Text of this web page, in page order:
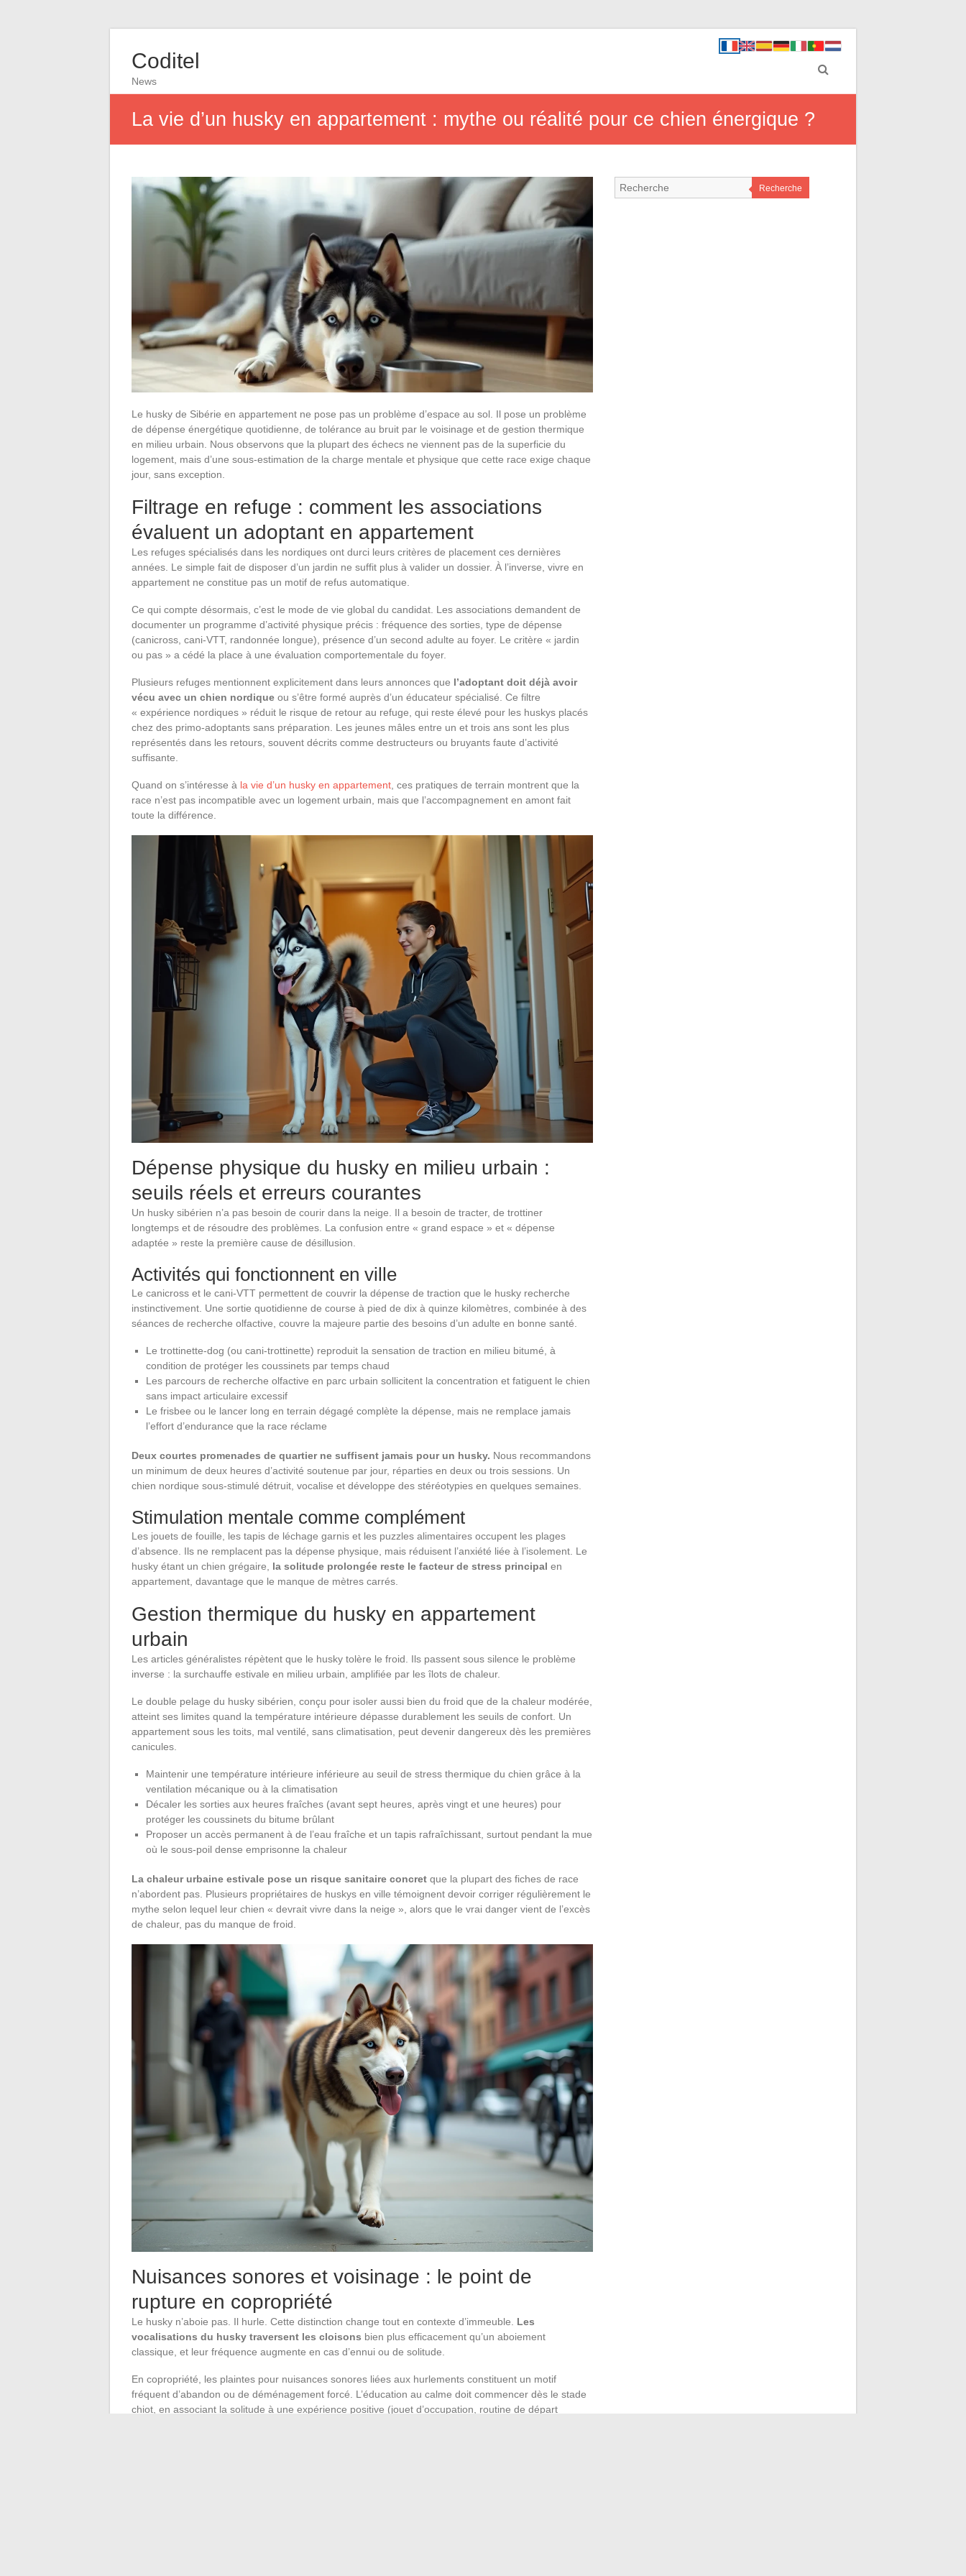
Coditel
News
La vie d’un husky en appartement : mythe ou réalité pour ce chien énergique ?
Le husky de Sibérie en appartement ne pose pas un problème d’espace au sol. Il pose un problème
de dépense énergétique quotidienne, de tolérance au bruit par le voisinage et de gestion thermique
en milieu urbain. Nous observons que la plupart des échecs ne viennent pas de la superficie du
logement, mais d’une sous-estimation de la charge mentale et physique que cette race exige chaque
jour, sans exception.
Filtrage en refuge : comment les associations
évaluent un adoptant en appartement
Les refuges spécialisés dans les nordiques ont durci leurs critères de placement ces dernières
années. Le simple fait de disposer d’un jardin ne suffit plus à valider un dossier. À l’inverse, vivre en
appartement ne constitue pas un motif de refus automatique.
Ce qui compte désormais, c’est le mode de vie global du candidat. Les associations demandent de
documenter un programme d’activité physique précis : fréquence des sorties, type de dépense
(canicross, cani-VTT, randonnée longue), présence d’un second adulte au foyer. Le critère « jardin
ou pas » a cédé la place à une évaluation comportementale du foyer.
Plusieurs refuges mentionnent explicitement dans leurs annonces que l’adoptant doit déjà avoir
vécu avec un chien nordique ou s’être formé auprès d’un éducateur spécialisé. Ce filtre
« expérience nordiques » réduit le risque de retour au refuge, qui reste élevé pour les huskys placés
chez des primo-adoptants sans préparation. Les jeunes mâles entre un et trois ans sont les plus
représentés dans les retours, souvent décrits comme destructeurs ou bruyants faute d’activité
suffisante.
Quand on s’intéresse à la vie d’un husky en appartement , ces pratiques de terrain montrent que la
race n’est pas incompatible avec un logement urbain, mais que l’accompagnement en amont fait
toute la différence.
Dépense physique du husky en milieu urbain :
seuils réels et erreurs courantes
Un husky sibérien n’a pas besoin de courir dans la neige. Il a besoin de tracter, de trottiner
longtemps et de résoudre des problèmes. La confusion entre « grand espace » et « dépense
adaptée » reste la première cause de désillusion.
Activités qui fonctionnent en ville
Le canicross et le cani-VTT permettent de couvrir la dépense de traction que le husky recherche
instinctivement. Une sortie quotidienne de course à pied de dix à quinze kilomètres, combinée à des
séances de recherche olfactive, couvre la majeure partie des besoins d’un adulte en bonne santé.
Le trottinette-dog (ou cani-trottinette) reproduit la sensation de traction en milieu bitumé, à
condition de protéger les coussinets par temps chaud
Les parcours de recherche olfactive en parc urbain sollicitent la concentration et fatiguent le chien
sans impact articulaire excessif
Le frisbee ou le lancer long en terrain dégagé complète la dépense, mais ne remplace jamais
l’effort d’endurance que la race réclame
Deux courtes promenades de quartier ne suffisent jamais pour un husky. Nous recommandons
un minimum de deux heures d’activité soutenue par jour, réparties en deux ou trois sessions. Un
chien nordique sous-stimulé détruit, vocalise et développe des stéréotypies en quelques semaines.
Stimulation mentale comme complément
Les jouets de fouille, les tapis de léchage garnis et les puzzles alimentaires occupent les plages
d’absence. Ils ne remplacent pas la dépense physique, mais réduisent l’anxiété liée à l’isolement. Le
husky étant un chien grégaire, la solitude prolongée reste le facteur de stress principal en
appartement, davantage que le manque de mètres carrés.
Gestion thermique du husky en appartement
urbain
Les articles généralistes répètent que le husky tolère le froid. Ils passent sous silence le problème
inverse : la surchauffe estivale en milieu urbain, amplifiée par les îlots de chaleur.
Le double pelage du husky sibérien, conçu pour isoler aussi bien du froid que de la chaleur modérée,
atteint ses limites quand la température intérieure dépasse durablement les seuils de confort. Un
appartement sous les toits, mal ventilé, sans climatisation, peut devenir dangereux dès les premières
canicules.
Maintenir une température intérieure inférieure au seuil de stress thermique du chien grâce à la
ventilation mécanique ou à la climatisation
Décaler les sorties aux heures fraîches (avant sept heures, après vingt et une heures) pour
protéger les coussinets du bitume brûlant
Proposer un accès permanent à de l’eau fraîche et un tapis rafraîchissant, surtout pendant la mue
où le sous-poil dense emprisonne la chaleur
La chaleur urbaine estivale pose un risque sanitaire concret que la plupart des fiches de race
n’abordent pas. Plusieurs propriétaires de huskys en ville témoignent devoir corriger régulièrement le
mythe selon lequel leur chien « devrait vivre dans la neige », alors que le vrai danger vient de l’excès
de chaleur, pas du manque de froid.
Nuisances sonores et voisinage : le point de
rupture en copropriété
Le husky n’aboie pas. Il hurle. Cette distinction change tout en contexte d’immeuble. Les
vocalisations du husky traversent les cloisons bien plus efficacement qu’un aboiement
classique, et leur fréquence augmente en cas d’ennui ou de solitude.
En copropriété, les plaintes pour nuisances sonores liées aux hurlements constituent un motif
fréquent d’abandon ou de déménagement forcé. L’éducation au calme doit commencer dès le stade
chiot, en associant la solitude à une expérience positive (jouet d’occupation, routine de départ
Recherche